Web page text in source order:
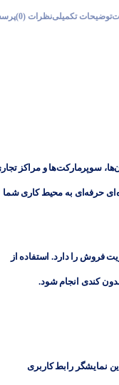
توضیحات تکمیلینظرات (0)
سوپرمارکت‌ها و مراکز
حرفه‌ای به محیط کاری شما
فروش را دارد. استفاده از
نمایشگر رابط کاربری